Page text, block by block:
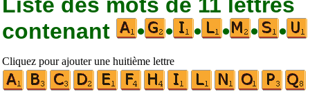
contenant
• • • • • •
Cliquez pour ajouter une huitième lettre